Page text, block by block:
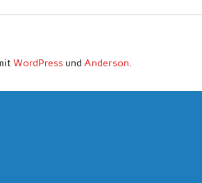
WordPressund Anderson